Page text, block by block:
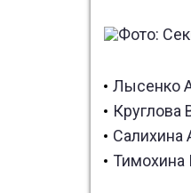
Лысенко
Круглова
Салихина
Тимохина